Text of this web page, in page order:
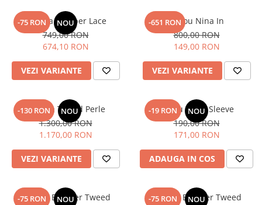
Paltoane
Costume Baie
-75 RON NOU
Jacheta Bomber Lace
749,00 RON
674,10 RON
VEZI VARIANTE
-651 RON
Sacou Nina In
800,00 RON
149,00 RON
VEZI VARIANTE
-130 RON NOU
Jacheta Tweed Perle
1.300,00 RON
1.170,00 RON
VEZI VARIANTE
-19 RON NOU
Sacou Short Sleeve
190,00 RON
171,00 RON
ADAUGA IN COS
-75 RON NOU
Jacheta Bomber Tweed
-75 RON NOU
Jacheta Bomber Tweed